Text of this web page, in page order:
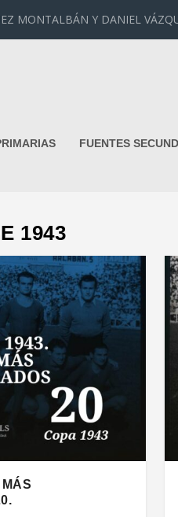
MONTALBÁN Y DANIEL
FUENTES
1943